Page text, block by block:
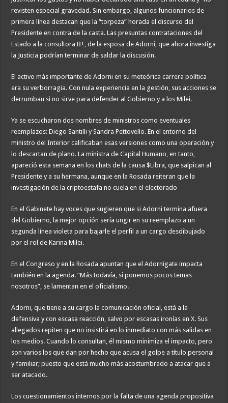
revisten especial gravedad. Sin embargo, algunos funcionarios de
primera línea destacan que la “torpeza” horada el discurso del
Presidente en contra de la casta. Las presuntas contrataciones del
Estado a la consultora B+, de la esposa de Adorni, que ahora investiga
la Justicia podrían terminar de saldar la discusión.
El activo más importante de Adorni en su meteórica carrera política
era su verborragia. Con nula experiencia en la gestión, sus acciones se
derrumban si no sirve para defender al Gobierno y a los Milei.
Ya se escucharon dos nombres de ministros como eventuales
reemplazos: Diego Santilli y Sandra Pettovello. En el entorno del
ministro del Interior calificaban esas versiones como una operación y
lo descartan de plano. La ministra de Capital Humano, en tanto,
apareció esta semana en los chats de la causa $Libra, que salpican al
Presidente y a su hermana, aunque en la Rosada reiteran que la
investigación de la criptoestafa no cuela en el electorado
En el Gabinete hay voces que sugieren que si Adorni termina afuera
del Gobierno, la mejor opción sería ungir en su reemplazo a un
segunda línea violeta para bajarle el perfil a un cargo desdibujado
por el rol de Karina Milei.
En el Congreso y en la Rosada apuntan que el Adornigate impacta
también en la agenda. “Más todavía, si ponemos pocos temas
nosotros”, se lamentan en el oficialismo.
Adorni, que tiene a su cargo la comunicación oficial, está a la
defensiva y con escasa reacción, salvo por escasas ironías en X. Sus
allegados repiten que no insistirá en lo inmediato con más salidas en
los medios. Cuando lo consultan, él mismo minimiza el impacto, pero
son varios los que dan por hecho que acusa el golpe a título personal
y familiar; puesto que está mucho más acostumbrado a atacar que a
ser atacado.
Los cuestionamientos internos por la falta de una agenda propositiva